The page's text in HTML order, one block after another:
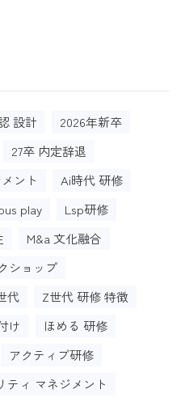
設計
2026年新卒
27卒 内定辞退
ント
Ai時代 研修
play
Lsp研修
M&a 文化融合
ショップ
代
Z世代 研修 特徴
け
ほめる 研修
アクティブ研修
ティ マネジメント